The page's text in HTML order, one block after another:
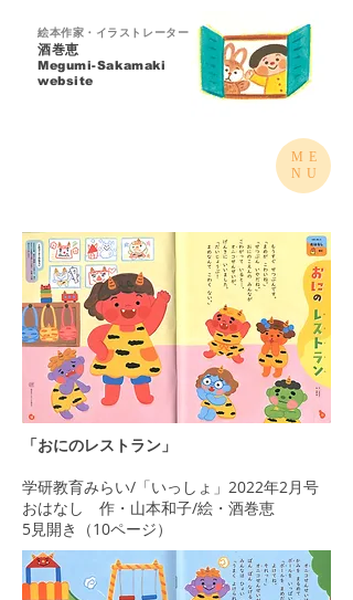
ME
NU
絵本作家・イラストレーター
酒巻恵
Megumi-Sakamaki​
website
「おにのレストラン」
学研教育みらい/「いっしょ」2022年2月号
おはなし 作・山本和子/絵・酒巻恵
5見開き（10ページ）